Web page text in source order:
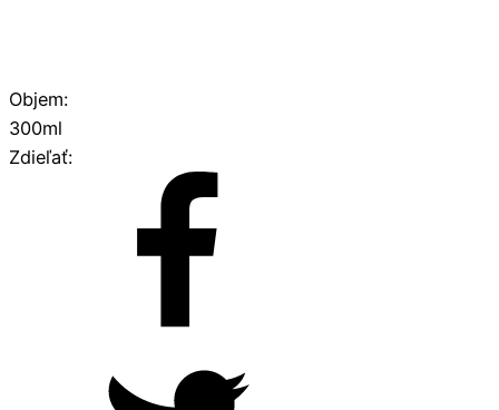
Objem:
300ml
Zdieľať: